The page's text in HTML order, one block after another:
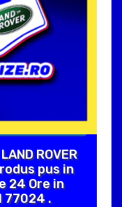
ROVER
pus in
24 Ore in
77024 .